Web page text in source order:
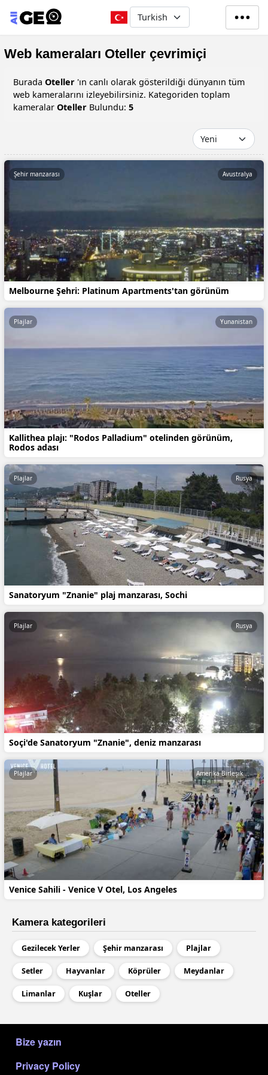
Ana içeriğe atla
Select your language
Web kameraları Oteller çevrimiçi
Burada Oteller 'ın canlı olarak gösterildiği dünyanın tüm
web kameralarını izleyebilirsiniz. Kategoriden toplam
kameralar Oteller Bulundu: 5
Melbourne Şehri: Platinum Apartments'tan görünüm
Şehir manzarası Avustralya
Kallithea plajı: "Rodos Palladium" otelinden görünüm,
Rodos adası
Plajlar Yunanistan
Sanatoryum "Znanie" plaj manzarası, Sochi
Plajlar Rusya
Soçi'de Sanatoryum "Znanie", deniz manzarası
Plajlar Rusya
Venice Sahili - Venice V Otel, Los Angeles
Plajlar Amerika Birleşik Devletleri
Kamera kategorileri
Gezilecek Yerler Şehir manzarası Plajlar
Setler Hayvanlar Köprüler Meydanlar
Limanlar Kuşlar Oteller
Bize yazın
Privacy Policy